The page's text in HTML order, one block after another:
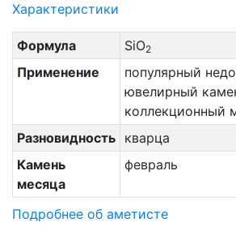
Характеристики
Формула SiO2
Применение
популярный
ювелирный
коллекционный
Разновидность
кварца
Камень
месяца
февраль
Подробнее об аметисте